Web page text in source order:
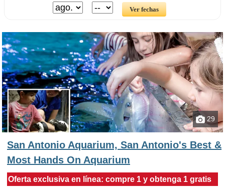
29
San Antonio Aquarium, San Antonio's Best &
Most Hands On Aquarium
Oferta exclusiva en línea: compre 1 y obtenga 1 gratis
Reservado en las últimas 4 horas